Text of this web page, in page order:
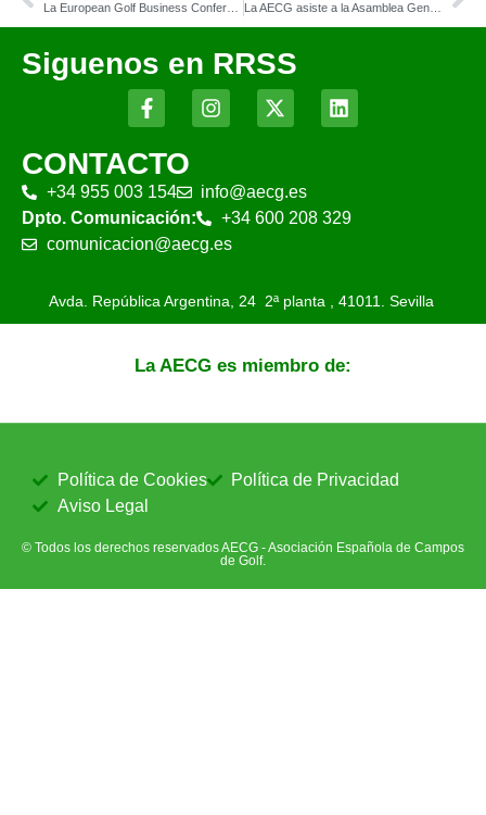
La AECG asiste a la Asamblea General de la Mesa del Turismo de España
Siguenos en RRSS
CONTACTO
+34 955 003 154
info@aecg.es
Dpto. Comunicación:
+34 600 208 329
comunicacion@aecg.es
Avda. República Argentina, 24 2ª planta , 41011. Sevilla
La AECG es miembro de:
© Todos los derechos reservados AECG - Asociación Española de Campos
de Golf.
Política de Cookies
Política de Privacidad
Aviso Legal